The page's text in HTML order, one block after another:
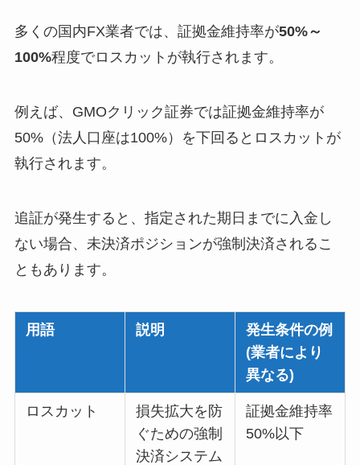
多くの国内FX業者では、証拠金維持率が50%～
100%程度でロスカットが執行されます。
例えば、GMOクリック証券では証拠金維持率が
50%（法人口座は100%）を下回るとロスカットが
執行されます。
追証が発生すると、指定された期日までに入金し
ない場合、未決済ポジションが強制決済されるこ
ともあります。
用語 説明
発生条件の例
(業者により
異なる)
ロスカット
損失拡大を防
ぐための強制
決済システム
証拠金維持率
50%以下